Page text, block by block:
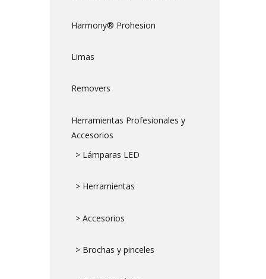
Harmony® Prohesion
Limas
Removers
Herramientas Profesionales y
Accesorios
> Lámparas LED
> Herramientas
> Accesorios
> Brochas y pinceles